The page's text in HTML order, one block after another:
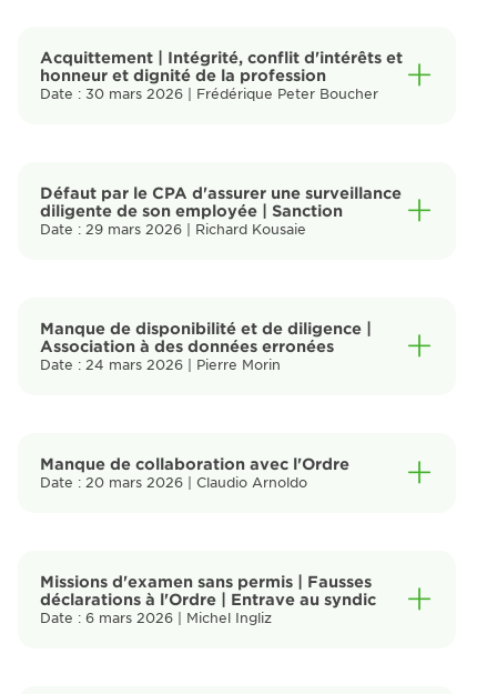
Acquittement | Intégrité, conflit d'intérêts et
honneur et dignité de la profession
Date : 30 mars 2026 | Frédérique Peter Boucher
Défaut par le CPA d'assurer une surveillance
diligente de son employée | Sanction
Date : 29 mars 2026 | Richard Kousaie
Manque de disponibilité et de diligence |
Association à des données erronées
Date : 24 mars 2026 | Pierre Morin
Manque de collaboration avec l'Ordre
Date : 20 mars 2026 | Claudio Arnoldo
Missions d'examen sans permis | Fausses
déclarations à l'Ordre | Entrave au syndic
Date : 6 mars 2026 | Michel Ingliz